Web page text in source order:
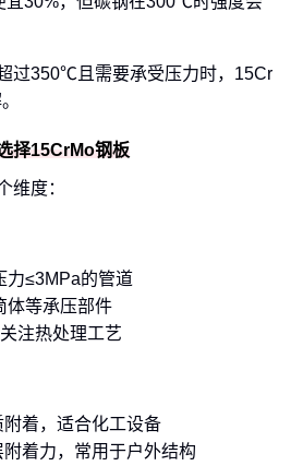
过350℃且需要承受压力时，15Cr
择15CrMo钢板
维度：
力≤3MPa的管道
体等承压部件
注热处理工艺
着，适合化工设备
着力，常用于户外结构